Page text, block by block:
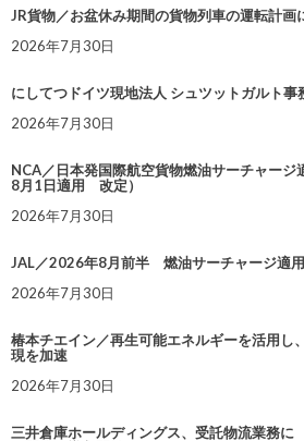
JR貨物／お盆休み期間の貨物列車の運転計画
2026年7月30日
にしてつドイツ現地法人 シュツットガルト事
2026年7月30日
NCA／日本発国際航空貨物燃油サーチャー
8月1日適用 改定）
2026年7月30日
JAL／2026年8月前半 燃油サーチャージ適
2026年7月30日
椿本チエイン／再生可能エネルギーを活用し
現を加速
2026年7月30日
三井倉庫ホールディングス、受託物流業務に